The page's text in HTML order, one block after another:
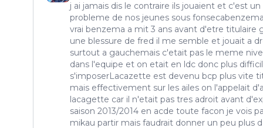
j ai jamais dis le contraire ils jouaient et c'est
probleme de nos jeunes sous
vrai benzema a mit 3 ans avant d'etre titulaire
une blessure de fred il me semble et jouait a
surtout a gauchemais c'etait pas le meme
dans l'equipe et on etait en ldc donc plus
s'imposerLacazette est devenu bcp plus vite
mais effectivement sur les ailes on l'appelait
lacagette car il n'etait pas tres adroit avant
saison 2013/2014 en acde toute facon je vois
mikau partir mais faudrait donner un peu plus